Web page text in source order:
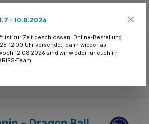
- 10.8.2026
ist zur Zeit geschlossen. Online-Bestellung
12:00 Uhr versendet, dann wieder ab
12.08.2026 sind wir wieder für euch im
Team